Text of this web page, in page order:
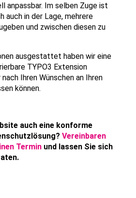
anpassbar. Im selben Zuge ist
auch in der Lage, mehrere
und zwischen diesen zu
ausgestattet haben wir eine
TYPO3 Extension
Ihren Wünschen an Ihren
können.
auch eine konforme
Vereinbaren
Termin und lassen Sie sich